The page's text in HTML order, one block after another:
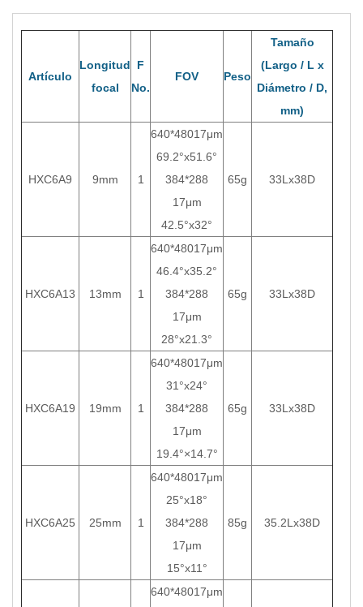
Artículo
Longitud
focal
F
No.
FOV Peso
Tamaño
(Largo / L x
Diámetro / D,
mm)
HXC6A9 9mm 1
640*48017μm
69.2°x51.6°
384*288
17μm
42.5°x32°
65g 33Lx38D
HXC6A13 13mm 1
640*48017μm
46.4°x35.2°
384*288
17μm
28°x21.3°
65g 33Lx38D
HXC6A19 19mm 1
640*48017μm
31°x24°
384*288
17μm
19.4°×14.7°
65g 33Lx38D
HXC6A25 25mm 1
640*48017μm
25°x18°
384*288
17μm
15°x11°
85g 35.2Lx38D
640*48017μm